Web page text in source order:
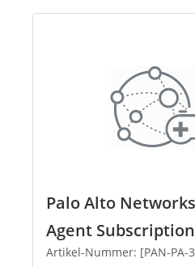
Palo Alto
Agent
Artikel-Nummer: [PAN-PA-